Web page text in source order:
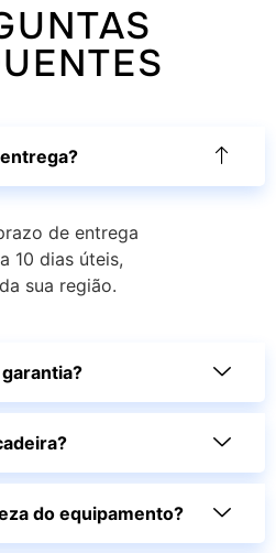
de entrega
10 dias úteis,
sua região.
do equipamento?